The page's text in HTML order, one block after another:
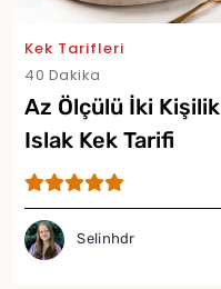
Kek Tarifleri
40 Dakika
Az Ölçülü İki Kişilik
Islak Kek Tarifi
Selinhdr